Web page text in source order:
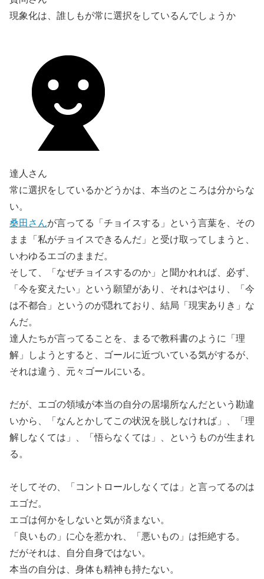
現象化は、誰しもが常に選択をしているんでしょうか
達人さん
常に選択をしているかどうかは、本当のところは分からな
い。
桑田さんが言ってる「チョイスする」という言葉を、その
まま「私がチョイスできるんだ」と受け取ってしまうと、
いわゆるエゴのままだ。
そして、「なぜチョイスするのか」と聞かれれば、必ず、
「今を変えたい」という願望があり、それはやはり、「今
は不都合」というのが隠れており、結局「現実ありき」な
んだ。
達人たちが言ってることを、まるで教科書のように「理
解」しようとすると、ゴールに近づいている気がするが、
それは違う、元々ゴールにいる。
だが、エゴの領域が本当の自分の居場所なんだという勘違
いから、「なんとかしてこの状況を脱しなければ」、「理
解しなくては」、「悟らなくては」、というものが生まれ
る。
そしてその、「コントロールしなくては」と言ってるのは
エゴだ。
エゴは何かをしないと気が済まない。
「良いもの」に心を惹かれ、「悪いもの」は拒絶する。
だがそれは、自分自身ではない。
本当の自分は、身体も精神も持たない。